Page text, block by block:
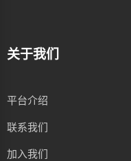
关于我们
平台介绍
联系我们
加入我们